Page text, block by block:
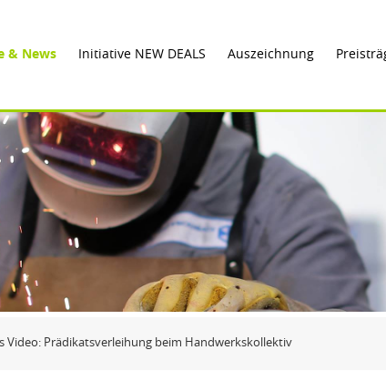
& News Initiative NEW DEALS Auszeichnung
Video: Prädikatsverleihung beim Handwerkskollektiv